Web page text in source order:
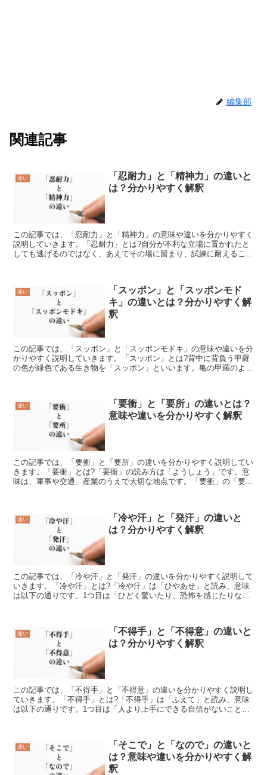
編集部
関連記事
違い
「忍耐力」と「精神力」の違いと
は？分かりやすく解釈
この記事では、「忍耐力」と「精神力」の意味や違いを分かりやすく
説明していきます。「忍耐力」とは?自分が不利な立場に置かれたと
しても逃げるのではなく、あえてその場に留まり、試練に耐えること
違い
「スッポン」と「スッポンモド
キ」の違いとは？分かりやすく解
釈
この記事では、「スッポン」と「スッポンモドキ」の意味や違いを分
かりやすく説明していきます。「スッポン」とは?背中に背負う甲羅
の色が緑色である生き物を「スッポン」といいます。亀の甲羅のよう
違い
「要衝」と「要所」の違いとは？
意味や違いを分かりやすく解釈
この記事では、「要衝」と「要所」の違いを分かりやすく説明してい
きます。「要衝」とは?「要衝」の読み方は「ようしょう」です。意
味は、軍事や交通、産業のうえで大切な地点です。「要衝」の「要」
違い
「冷や汗」と「発汗」の違いと
は？分かりやすく解釈
この記事では、「冷や汗」と「発汗」の違いを分かりやすく説明して
いきます。「冷や汗」とは?「冷や汗」は「ひやあせ」と読み、意味
は以下の通りです。1つ目は「ひどく驚いたり、恐怖を感じたりな
違い
「不得手」と「不得意」の違いと
は？分かりやすく解釈
この記事では、「不得手」と「不得意」の違いを分かりやすく説明し
ていきます。「不得手」とは?「不得手」は「ふえて」と読み、意味
は以下の通りです。1つ目は「人より上手にできる自信がないこと」
違い
「そこで」と「なので」の違いと
は？意味や違いを分かりやすく解
釈